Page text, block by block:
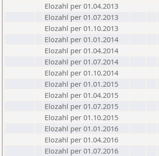
Elozahl per 01.04.2013
Elozahl per 01.07.2013
Elozahl per 01.10.2013
Elozahl per 01.01.2014
Elozahl per 01.04.2014
Elozahl per 01.07.2014
Elozahl per 01.10.2014
Elozahl per 01.01.2015
Elozahl per 01.04.2015
Elozahl per 01.07.2015
Elozahl per 01.10.2015
Elozahl per 01.01.2016
Elozahl per 01.04.2016
Elozahl per 01.07.2016